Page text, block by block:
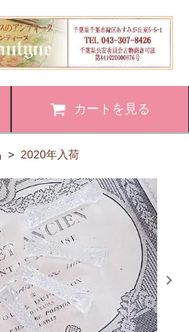
カートを見る
> 2020年入荷